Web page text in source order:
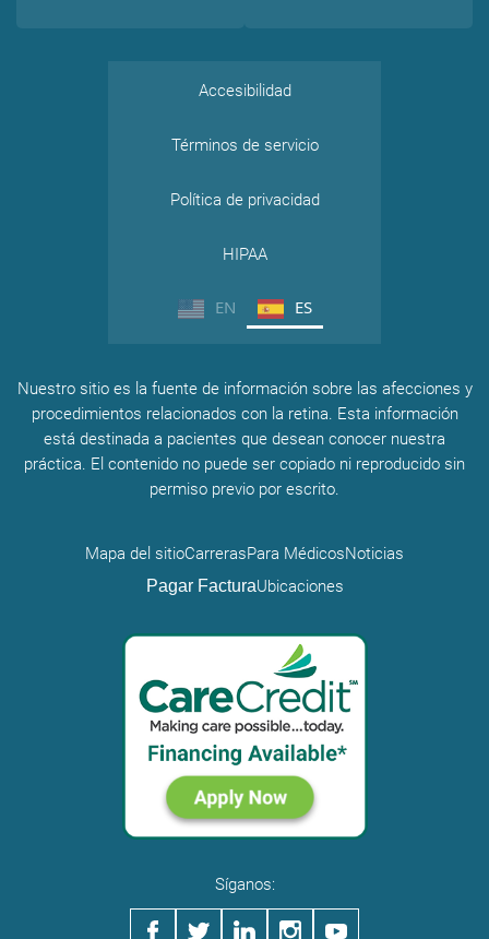
Accesibilidad
Términos de servicio
Política de privacidad
HIPAA
EN ES
Nuestro sitio es la fuente de información sobre las afecciones y
procedimientos relacionados con la retina. Esta información
está destinada a pacientes que desean conocer nuestra
práctica. El contenido no puede ser copiado ni reproducido sin
permiso previo por escrito.
Mapa del sitioCarrerasPara MédicosNoticias
Pagar FacturaUbicaciones
Síganos: